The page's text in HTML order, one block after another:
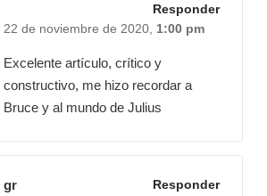
Responder
22 de noviembre de 2020, 1:00 pm
Excelente artículo, crítico y
constructivo, me hizo recordar a
Bruce y al mundo de Julius
gr
Responder